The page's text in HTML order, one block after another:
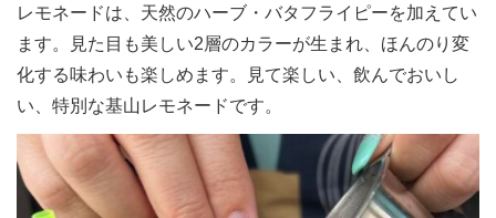
レモネードは、天然のハーブ・バタフライピーを加えてい
ます。見た目も美しい2層のカラーが生まれ、ほんのり変
化する味わいも楽しめます。見て楽しい、飲んでおいし
い、特別な基山レモネードです。